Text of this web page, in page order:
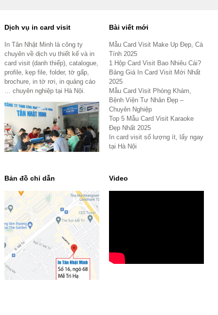
Dịch vụ in card visit
In Tân Nhật Minh là công ty
chuyên về dịch vụ thiết kế và in
card visit (danh thiếp), catalogue,
profile, kẹp file, folder, tờ gấp,
brochure, in tờ rơi, in quảng cáo
… chuyên nghiệp tại Hà Nội.
Bài viết mới
Mẫu Card Visit Make Up Đẹp, Cá
Tính 2025
1 Hộp Card Visit Bao Nhiêu Cái?
Bảng Giá In Card Visit Mới Nhất
2025
Mẫu Card Visit Phòng Khám,
Bệnh Viện Tư Nhân Đẹp –
Chuyên Nghiệp
Top 5 Mẫu Card Visit Karaoke
Đẹp Nhất 2025
In card visit số lượng ít, lấy ngay
tại Hà Nội
Bản đồ chỉ dẫn Video